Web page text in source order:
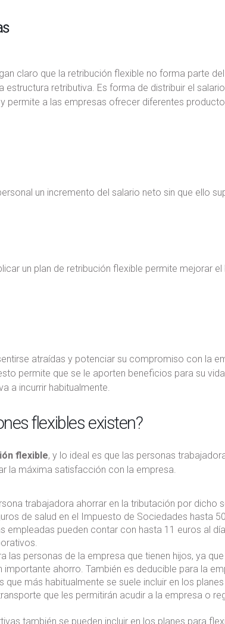
claro que la retribución flexible no forma parte
estructura retributiva. Es forma de distribuir el
permite a las empresas ofrecer diferentes
un incremento del salario neto sin que ello
un plan de retribución flexible permite mejorar
atraídas y potenciar su compromiso con la
permite que se le aporten beneficios para su
a incurrir habitualmente.
flexibles existen?
flexible, y lo ideal es que las personas
la máxima satisfacción con la empresa.
trabajadora ahorrar en la tributación por dicho
de salud en el Impuesto de Sociedades hasta
empleadas pueden contar con hasta 11 euros al
las personas de la empresa que tienen hijos, ya
importante ahorro. También es deducible para la
que más habitualmente se suele incluir en los
que les permitirán acudir a la empresa o
también se pueden incluir en los planes para